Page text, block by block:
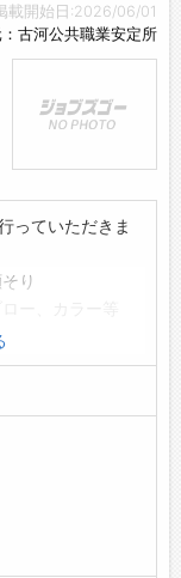
載開始日:2026/06/01
古河公共職業安定所
っていただきま
り
使用後の片づ